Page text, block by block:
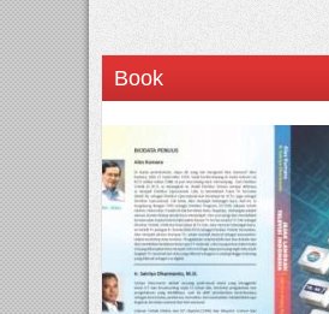
Book